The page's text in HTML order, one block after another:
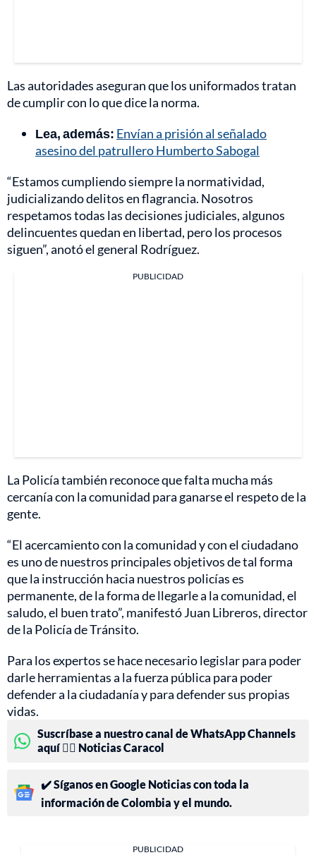
Las autoridades aseguran que los uniformados tratan
de cumplir con lo que dice la norma.
Lea, además: Envían a prisión al señalado
asesino del patrullero Humberto Sabogal
“Estamos cumpliendo siempre la normatividad,
judicializando delitos en flagrancia. Nosotros
respetamos todas las decisiones judiciales, algunos
delincuentes quedan en libertad, pero los procesos
siguen”, anotó el general Rodríguez.
PUBLICIDAD
La Policía también reconoce que falta mucha más
cercanía con la comunidad para ganarse el respeto de la
gente.
“El acercamiento con la comunidad y con el ciudadano
es uno de nuestros principales objetivos de tal forma
que la instrucción hacia nuestros policías es
permanente, de la forma de llegarle a la comunidad, el
saludo, el buen trato”, manifestó Juan Libreros, director
de la Policía de Tránsito.
Para los expertos se hace necesario legislar para poder
darle herramientas a la fuerza pública para poder
defender a la ciudadanía y para defender sus propias
vidas.
Suscríbase a nuestro canal de WhatsApp Channels
aquí 👉🏻 Noticias Caracol
✔️ Síganos en Google Noticias con toda la
información de Colombia y el mundo.
PUBLICIDAD